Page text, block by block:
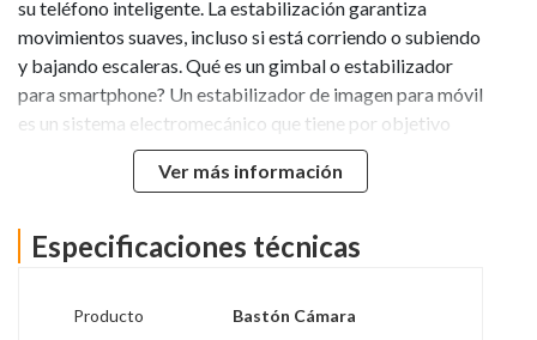
su teléfono inteligente. La estabilización garantiza
movimientos suaves, incluso si está corriendo o subiendo
y bajando escaleras. Qué es un gimbal o estabilizador
para smartphone? Un estabilizador de imagen para móvil
es un sistema electromecánico que tiene por objetivo
disminuir, suavizar o eliminar las vibraciones,
movimientos bruscos o indeseados que se generan por el
también se conoce como estabilizador de mano (distinto
es un móvil con estabilizador de
inteligentes.- Proporciona estabilización en los 3 ejes,
Ver más información
Especificaciones técnicas
Producto Bastón Cámara